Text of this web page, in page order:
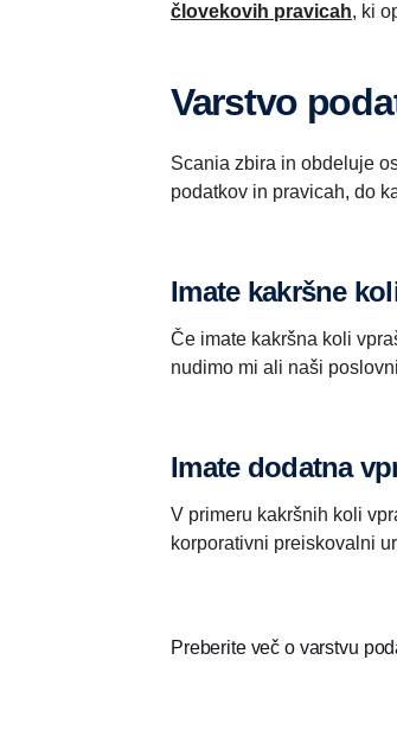
človekovih pravicah, ki
Varstvo
Scania zbira in obdeluje
podatkov in pravicah, do
Imate kakršne
Če imate kakršna koli
nudimo mi ali naši
Imate dodatna
V primeru kakršnih koli
korporativni preiskovalni
Preberite več o varstvu